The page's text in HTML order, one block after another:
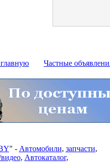
Частные
" - Автомобили, запчасти,
, Автокаталог,